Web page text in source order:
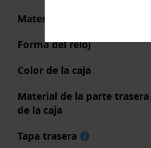
Material
Forma del reloj
Color de la caja
Material de la parte trasera
de la caja
Tapa trasera